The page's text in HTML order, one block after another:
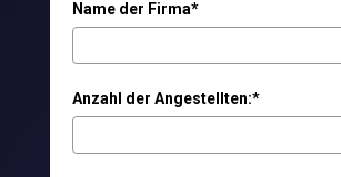
Name der Firma*
Anzahl der Angestellten:*